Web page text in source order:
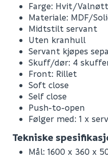
Farge: Hvit/Valnøtt
Materiale: MDF/
Midtstilt servant
Uten kranhull
Servant kjøpes
Skuff/dør: 4
Front: Rillet
Soft close
Self close
Push-to-open
Følger med: 1 x
Tekniske
Mål: 1600 x 360 x
Leverandørens
Nobb No